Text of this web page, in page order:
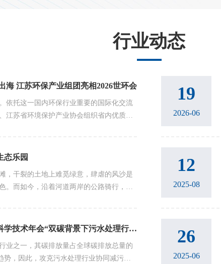
行业动态
海 江苏环保产业组团亮相2026世环会
依托这一国内环保行业重要的国际化交流
江苏省环境保护产业协会组织省内优质产
19
2026-06
态乐园
，干裂的土地上难觅绿意，肆虐的风沙是
。而如今，沿着河道两岸的公路骑行，映
12
2025-08
中国环境科学学会2025年科学技术年会“双碳背景下污水处理行业技术重构及应用”分会顺利召开
业之一，其碳排放量占全球碳排放总量的
，因此，攻克污水处理行业协同减污降
26
2025-06